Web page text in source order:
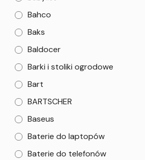
Bahco
Baks
Baldocer
Barki i stoliki ogrodowe
Bart
BARTSCHER
Baseus
Baterie do laptopów
Baterie do telefonów